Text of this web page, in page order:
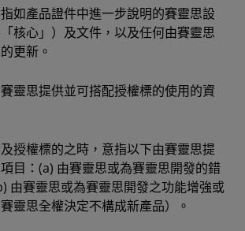
指如產品證件中進一步說明的賽靈思設
核心」）及文件，以及任何由賽靈思
更新。
靈思提供並可搭配授權標的使用的資
授權標的之時，意指以下由賽靈思提
目：(a) 由賽靈思或為賽靈思開發的錯
由賽靈思或為賽靈思開發之功能增強或
靈思全權決定不構成新產品）。